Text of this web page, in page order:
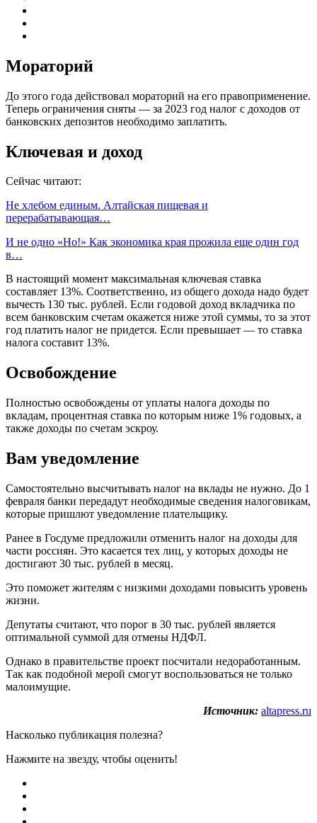
Мораторий
До этого года действовал мораторий на его правоприменение.
Теперь ограничения сняты — за 2023 год налог с доходов от
банковских депозитов необходимо заплатить.
Ключевая и доход
Сейчас читают:
Не хлебом единым. Алтайская пищевая и
перерабатывающая…
И не одно «Но!» Как экономика края прожила еще один год
в…
В настоящий момент максимальная ключевая ставка
составляет 13%. Соответственно, из общего дохода надо будет
вычесть 130 тыс. рублей. Если годовой доход вкладчика по
всем банковским счетам окажется ниже этой суммы, то за этот
год платить налог не придется. Если превышает — то ставка
налога составит 13%.
Освобождение
Полностью освобождены от уплаты налога доходы по
вкладам, процентная ставка по которым ниже 1% годовых, а
также доходы по счетам эскроу.
Вам уведомление
Самостоятельно высчитывать налог на вклады не нужно. До 1
февраля банки передадут необходимые сведения налоговикам,
которые пришлют уведомление плательщику.
Ранее в Госдуме предложили отменить налог на доходы для
части россиян. Это касается тех лиц, у которых доходы не
достигают 30 тыс. рублей в месяц.
Это поможет жителям с низкими доходами повысить уровень
жизни.
Депутаты считают, что порог в 30 тыс. рублей является
оптимальной суммой для отмены НДФЛ.
Однако в правительстве проект посчитали недоработанным.
Так как подобной мерой смогут воспользоваться не только
малоимущие.
Источник: altapress.ru
Насколько публикация полезна?
Нажмите на звезду, чтобы оценить!